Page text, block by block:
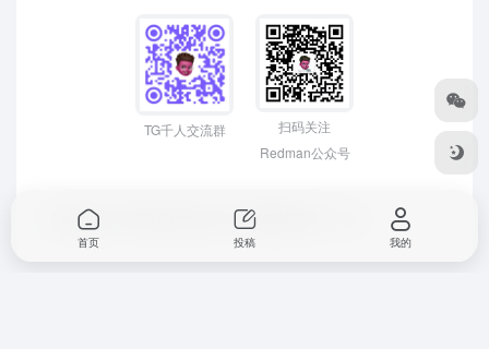
TG千人交流群
扫码关注
Redman公众号
Copyright © 2026 Redman3721 | 网络创富 先人一步！
首页 投稿 我的